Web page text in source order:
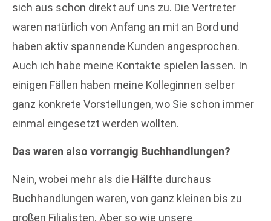
sich aus schon direkt auf uns zu. Die Vertreter
waren natürlich von Anfang an mit an Bord und
haben aktiv spannende Kunden angesprochen.
Auch ich habe meine Kontakte spielen lassen. In
einigen Fällen haben meine Kolleginnen selber
ganz konkrete Vorstellungen, wo Sie schon immer
einmal eingesetzt werden wollten.
Das waren also vorrangig Buchhandlungen?
Nein, wobei mehr als die Hälfte durchaus
Buchhandlungen waren, von ganz kleinen bis zu
großen Filialisten. Aber so wie unsere